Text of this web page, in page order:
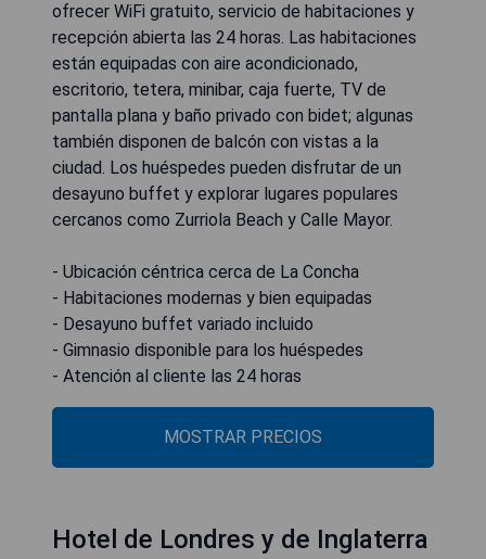
ofrecer WiFi gratuito, servicio de habitaciones y
recepción abierta las 24 horas. Las habitaciones
están equipadas con aire acondicionado,
escritorio, tetera, minibar, caja fuerte, TV de
pantalla plana y baño privado con bidet; algunas
también disponen de balcón con vistas a la
ciudad. Los huéspedes pueden disfrutar de un
desayuno buffet y explorar lugares populares
cercanos como Zurriola Beach y Calle Mayor.
- Ubicación céntrica cerca de La Concha
- Habitaciones modernas y bien equipadas
- Desayuno buffet variado incluido
- Gimnasio disponible para los huéspedes
- Atención al cliente las 24 horas
MOSTRAR PRECIOS
Hotel de Londres y de Inglaterra